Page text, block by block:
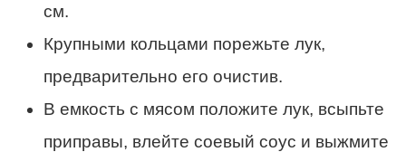
см.
Крупными кольцами порежьте лук,
предварительно его очистив.
В емкость с мясом положите лук, всыпьте
приправы, влейте соевый соус и выжмите